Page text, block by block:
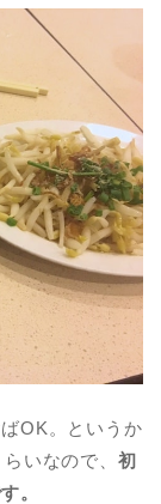
OK。というか
いなので、 初
。